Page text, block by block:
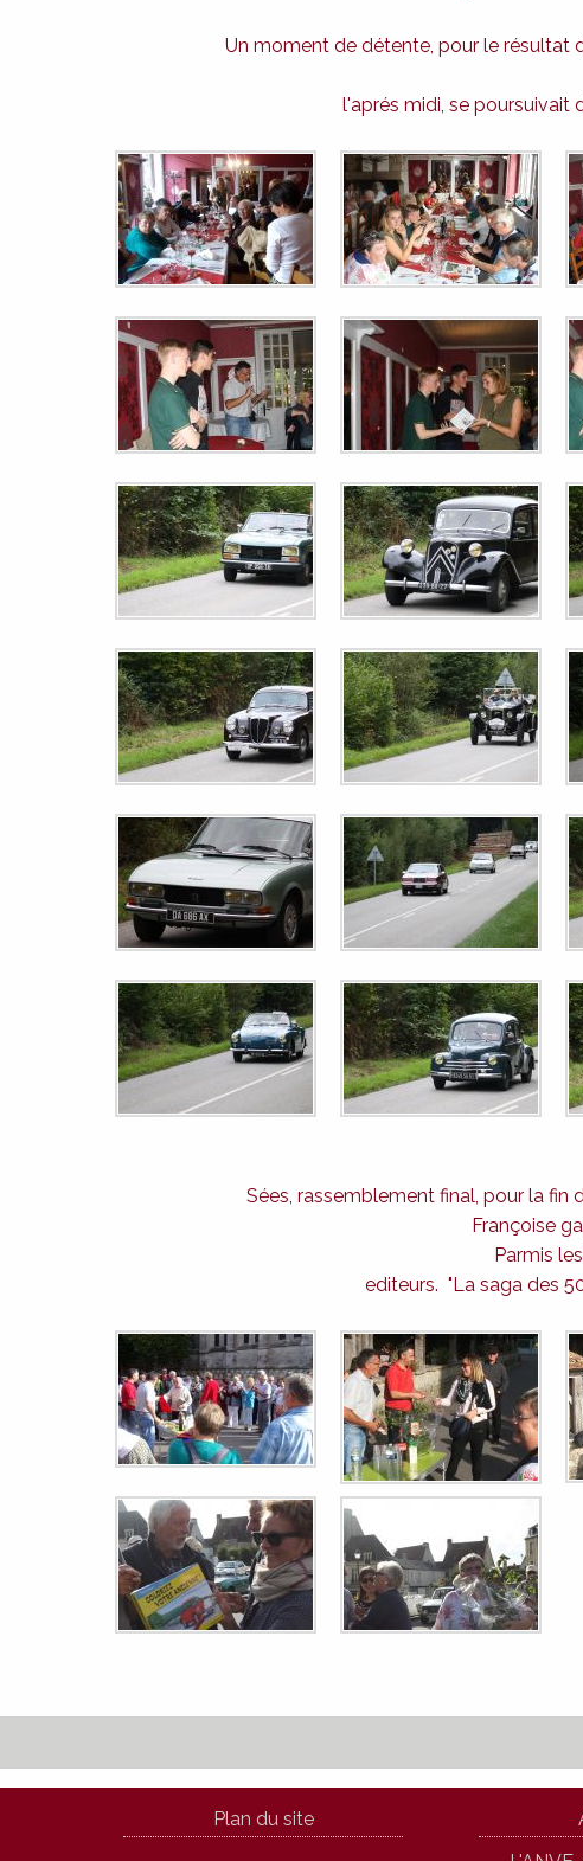
Un moment de détente, pour le résultat
l'aprés midi, se poursuivait
Sées, rassemblement final, pour la
Françoise
Parmis
editeurs. "La saga des
Plan du site